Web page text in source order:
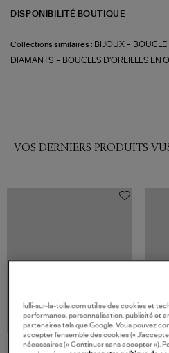
DISPONIBILITÉ BOUTIQUE
Collections similaires : BIJOUX - BOUCLE
DIAMANTS - BOUCLES D'OREILLES EN
VOS DERNIERS PRODUITS
lulli-sur-la-toile.com utilise des cookies et
performance, personnalisation, publicité et
partenaires tels que Google. Vous pouvez
accepter l’ensemble des cookies («
nécessaires (« Continuer sans accepter »).